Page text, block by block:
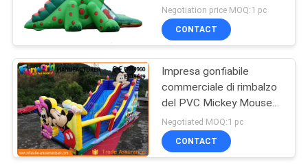
del campo da giuoco
asciutto gonfiabile dello
scorrevole
Negotiation price MOQ:1 pc
CONTACT
Impresa gonfiabile
commerciale di rimbalzo
del PVC Mickey Mouse
con lo scorrevole facile
portare
Negotiated MOQ:1 pc
CONTACT